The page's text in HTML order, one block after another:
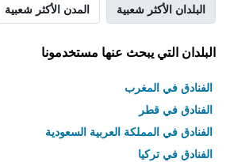
البلدان الأكثر شعبية المدن الأكثر شعبية
البلدان التي يبحث عنها مستخدمونا
الفنادق في المغرب
الفنادق في قطر
الفنادق في المملكة العربية السعودية
الفنادق في تركيا